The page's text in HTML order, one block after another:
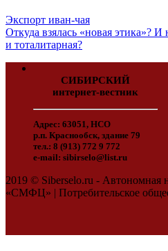
Экспорт иван-чая
Откуда взялась «новая этика»? И
и тоталитарная?
СИБИРСКИЙ
интернет-вестник
Адрес: 63051, НСО
р.п. Краснообск, здание 79
тел.: 8 (913) 772 9 772
e-mail: sibirselo@list.ru
2019 © Siberselo.ru - Автономная
«СМФЦ» | Потребительское